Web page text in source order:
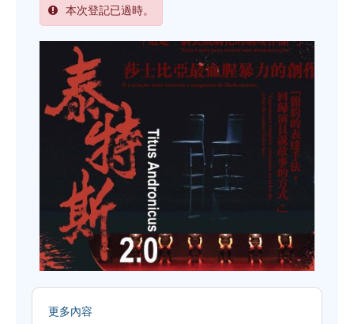
本次登記已過時。
更多內容